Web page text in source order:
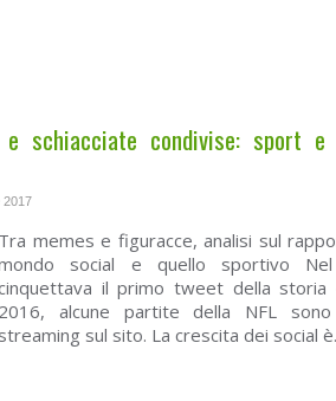
schiacciate condivise: sport
2017
Tra memes e figuracce, analisi sul
social e quello sportivo
il primo tweet della storia
2016, alcune partite della NFL
streaming sul sito. La crescita dei social